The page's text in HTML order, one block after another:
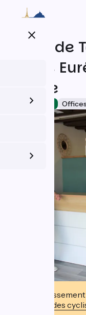
principal
close
Office de
Portes
France
Accueil Vélo
Cet
accueillir des